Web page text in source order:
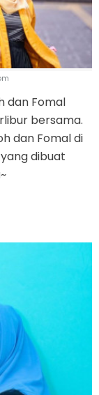
dan Fomal
bersama.
dan Fomal di
dibuat